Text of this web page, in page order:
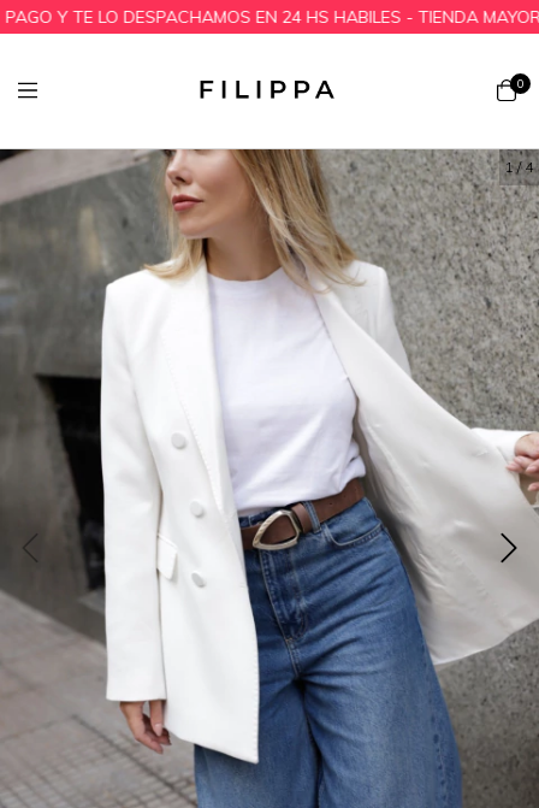
Y TE LO DESPACHAMOS EN 24 HS HABILES - TIENDA
0
1/ 4